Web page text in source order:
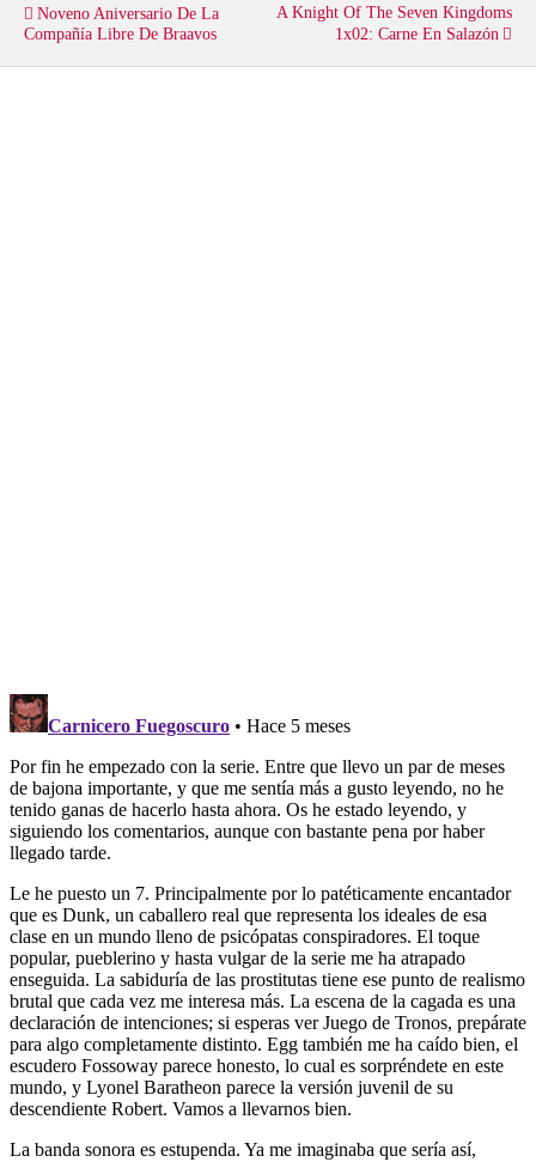
r o p
Noveno Aniversario De La
Compañía Libre De Braavos
A Knight Of The Seven Kingdoms
1x02: Carne En Salazón